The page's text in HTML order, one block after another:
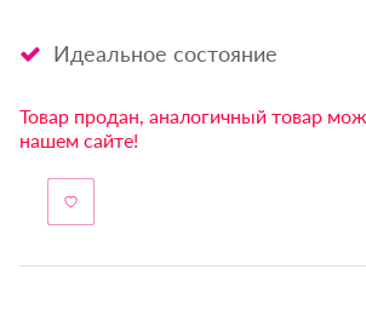
Идеальное состояние
Товар продан, аналогичный товар
нашем сайте!